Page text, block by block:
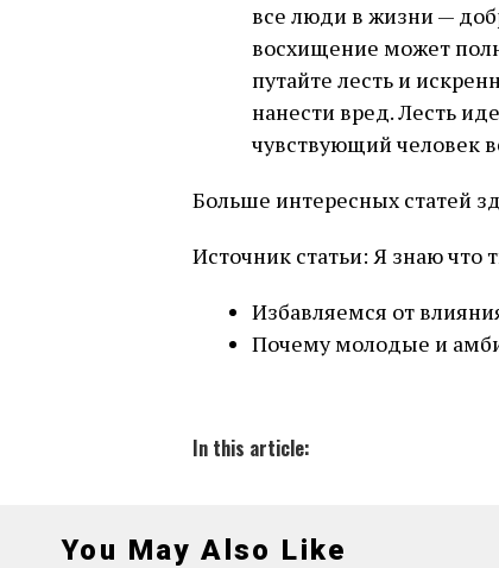
все люди в жизни —
восхищение может
путайте лесть и
нанести вред. Лесть
чувствующий человек
Больше интересных статей
Источник статьи: Я знаю что
Избавляемся от
Почему молодые и
In this article:
You May Also Like